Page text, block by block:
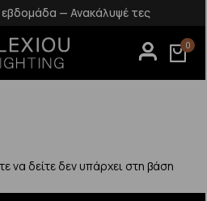
εβδομάδα — Ανακάλυψέ τες
0
δείτε δεν υπάρχει στη βάση